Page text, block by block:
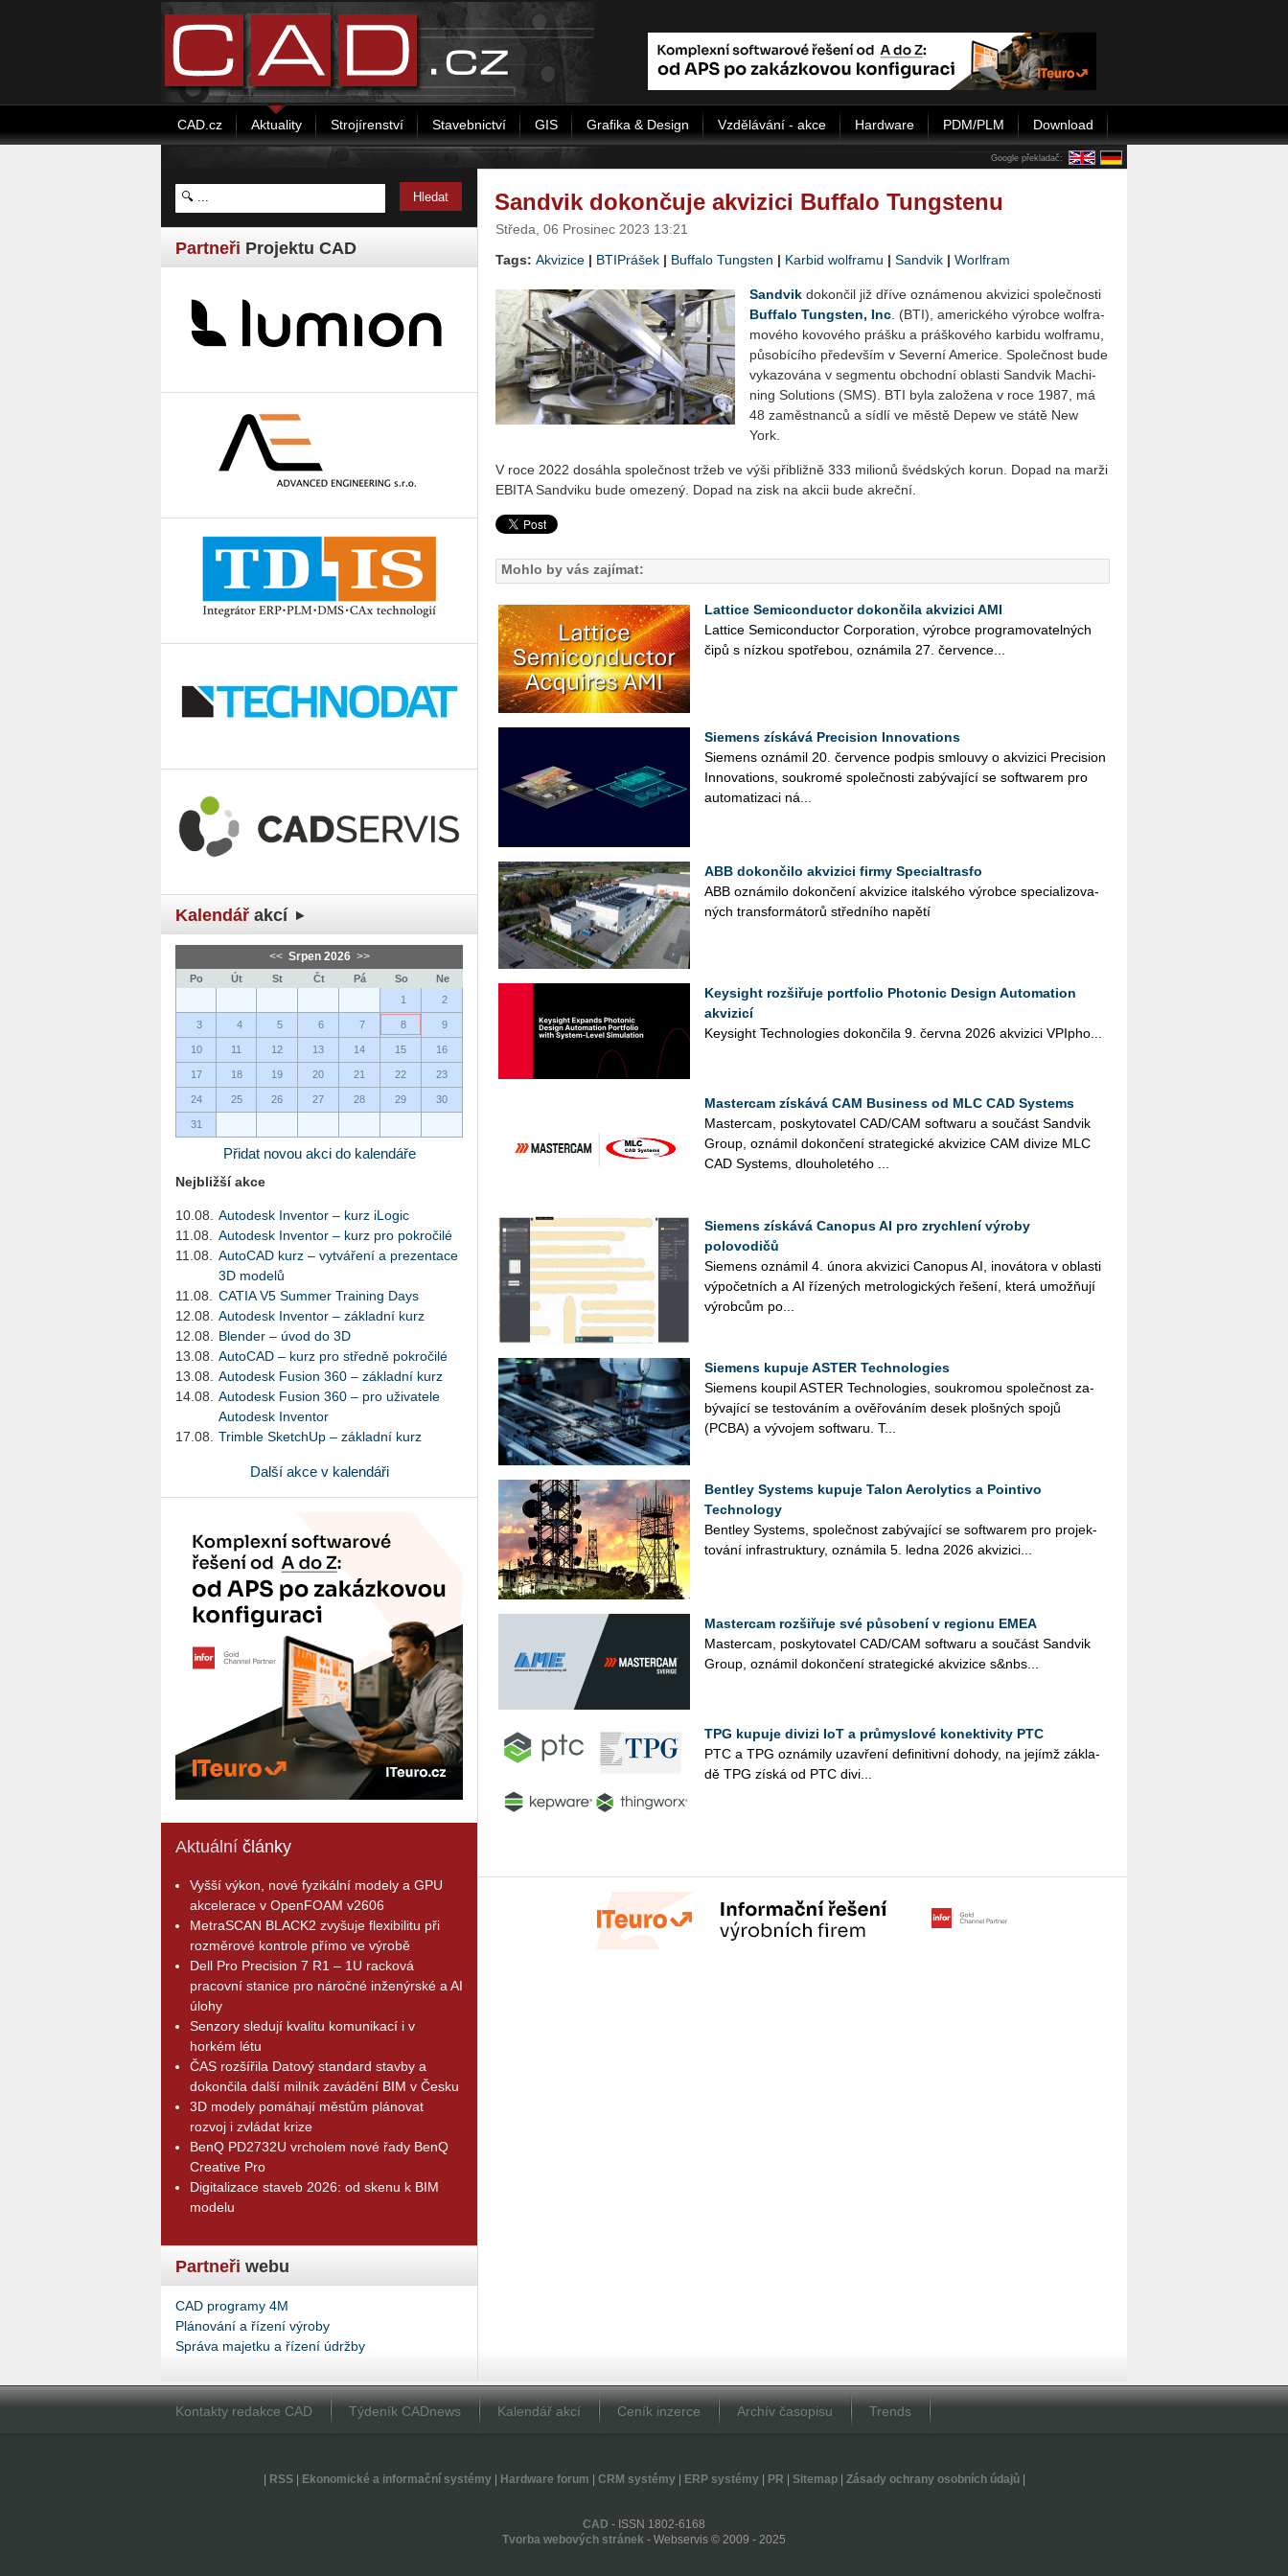
CAD.cz Aktuality Strojírenství Stavebnictví GIS Grafika & Design Vzdělávání - akce Hardware PDM/PLM Download
Google překladač:
Partneři Projektu CAD
Kalendář akcí
<< Srpen 2026 >>
Po Út St Čt Pá So
Ne
1
2
3 4 5 6 7 8 9
10 11 12 13 14 15 16
17 18 19 20 21 22 23
24 25 26 27 28 29 30
31
Přidat novou akci do kalendáře
Nejbližší akce
10.08.
Autodesk Inventor – kurz iLogic
11.08.
Autodesk Inventor – kurz pro pokročilé
11.08.
AutoCAD kurz – vytváření a prezentace
3D modelů
11.08.
CATIA V5 Summer Training Days
12.08.
Autodesk Inventor – základní kurz
12.08.
Blender – úvod do 3D
13.08.
AutoCAD – kurz pro středně pokročilé
13.08.
Autodesk Fusion 360 – základní kurz
14.08.
Autodesk Fusion 360 – pro uživatele
Autodesk Inventor
17.08.
Trimble SketchUp – základní kurz
Další akce v kalendáři
Aktuální články
Vyšší výkon, nové fyzikální modely a GPU
akcelerace v OpenFOAM v2606
MetraSCAN BLACK2 zvyšuje flexibilitu při
rozměrové kontrole přímo ve výrobě
Dell Pro Precision 7 R1 – 1U racková
pracovní stanice pro náročné inženýrské a AI
úlohy
Senzory sledují kvalitu komunikací i v
horkém létu
ČAS rozšířila Datový standard stavby a
dokončila další milník zavádění BIM v Česku
3D modely pomáhají městům plánovat
rozvoj i zvládat krize
BenQ PD2732U vrcholem nové řady BenQ
Creative Pro
Digitalizace staveb 2026: od skenu k BIM
modelu
Partneři webu
CAD programy 4M
Plánování a řízení výroby
Správa majetku a řízení údržby
Sandvik dokončuje akvizici Buffalo Tungstenu
Středa, 06 Prosinec 2023 13:21
Tags: Akvizice | BTIPrášek | Buffalo Tungsten | Karbid wolframu | Sandvik | Worlfram
San­dvik do­kon­čil již dříve ozná­me­nou akvi­zi­ci spo­leč­nos­ti
Bu­f­fa­lo Tun­gs­ten, Inc . (BTI), ame­ric­ké­ho vý­rob­ce wolfra­
mo­vé­ho ko­vo­vé­ho práš­ku a práš­ko­vé­ho kar­bi­du wolfra­mu,
pů­so­bí­cí­ho pře­de­vším v Se­ver­ní Ame­ri­ce. Spo­leč­nost bude
vy­ka­zo­vá­na v seg­men­tu ob­chod­ní ob­las­ti San­dvik Ma­chi­
ning So­lu­ti­ons (SMS). BTI byla za­lo­že­na v roce 1987, má
48 za­měst­nan­ců a sídlí ve městě Depew ve státě New
York.
V roce 2022 do­sáh­la spo­leč­nost tržeb ve výši při­bliž­ně 333 mi­li­o­nů švéd­ských korun. Dopad na marži
EBITA San­dvi­ku bude ome­ze­ný. Dopad na zisk na akcii bude akreč­ní.
Mohlo by vás zajímat:
Lattice Semiconductor dokončila akvizici AMI
Lat­ti­ce Se­mi­con­duc­tor Cor­po­rati­on, vý­rob­ce pro­gra­mo­va­tel­ných
čipů s níz­kou spo­tře­bou, ozná­mi­la 27. čer­ven­ce...
Siemens získává Precision Innovations
Sie­mens ozná­mil 20. čer­ven­ce pod­pis smlou­vy o akvi­zi­ci Pre­ci­si­on
In­no­vati­ons, sou­kro­mé spo­leč­nos­ti za­bý­va­jí­cí se soft­warem pro
au­to­ma­ti­za­ci ná­...
ABB dokončilo akvizici firmy Specialtrasfo
ABB ozná­mi­lo do­kon­če­ní akvi­zi­ce ital­ské­ho vý­rob­ce spe­ci­a­li­zo­va­
ných trans­for­má­to­rů střed­ní­ho na­pě­tí
Keysight rozšiřuje portfolio Photonic Design Automation
akvizicí
Key­sight Tech­no­lo­gies do­kon­či­la 9. červ­na 2026 akvi­zi­ci VPI­pho...
Mastercam získává CAM Business od MLC CAD Systems
Mas­ter­cam, po­sky­to­va­tel CAD/CAM soft­wa­ru a sou­část San­dvik
Group, ozná­mil do­kon­če­ní stra­te­gic­ké akvi­zi­ce CAM di­vi­ze MLC
CAD Sys­tems, dlou­ho­le­té­ho ...
Siemens získává Canopus AI pro zrychlení výroby
polovodičů
Sie­mens ozná­mil 4. února akvi­zi­ci Ca­no­pus AI, ino­vá­to­ra v ob­las­ti
vý­po­čet­ních a AI ří­ze­ných me­t­ro­lo­gic­kých ře­še­ní, která umož­ňují
vý­rob­cům po...
Siemens kupuje ASTER Technologies
Sie­mens kou­pil ASTER Tech­no­lo­gies, sou­kro­mou spo­leč­nost za­
bý­va­jí­cí se tes­to­vá­ním a ově­řo­vá­ním desek ploš­ných spojů
(PCBA) a vý­vo­jem soft­wa­ru. T...
Bentley Systems kupuje Talon Aerolytics a Pointivo
Technology
Bent­ley Sys­tems, spo­leč­nost za­bý­va­jí­cí se soft­warem pro pro­jek­
to­vá­ní in­fra­stru­k­tu­ry, ozná­mi­la 5. ledna 2026 akvi­zi­ci...
Mastercam rozšiřuje své působení v regionu EMEA
Mas­ter­cam, po­sky­to­va­tel CAD/CAM soft­wa­ru a sou­část San­dvik
Group, ozná­mil do­kon­če­ní stra­te­gic­ké akvi­zi­ce s&nbs...
TPG kupuje divizi IoT a průmyslové konektivity PTC
PTC a TPG ozná­mi­ly uza­vře­ní de­fi­ni­tiv­ní do­ho­dy, na je­jímž zá­kla­
dě TPG získá od PTC di­vi­...
Kontakty redakce CAD Týdeník CADnews Kalendář akcí Ceník inzerce Archív časopisu Trends
RSS| Ekonomické a informační systémy| Hardware forum CRM systémy| ERP systémy| PR Sitemap| Zásady ochrany osobních údajů|
CAD - ISSN 1802-6168
Tvorba webových stránek - Webservis © 2009 - 2025